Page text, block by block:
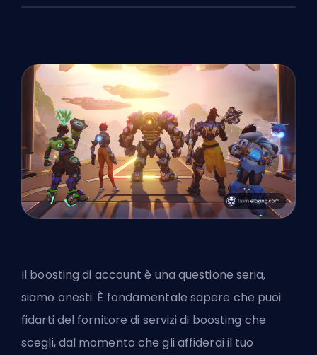
Il boosting di account è una questione seria,
siamo onesti. È fondamentale sapere che puoi
fidarti del fornitore di servizi di boosting che
scegli, dal momento che gli affiderai il tuo